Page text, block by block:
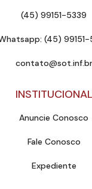
(45) 99151-5339
(45) 99151-
contato@sot.inf.br
INSTITUCIONAL
Anuncie Conosco
Fale Conosco
Expediente